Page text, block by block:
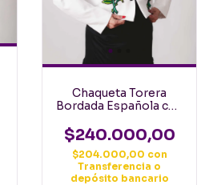
Chaqueta Torera
Bordada Española con
$240.000,00
$204.000,00 con
Transferencia o
depósito bancario